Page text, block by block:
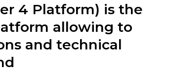
4 Platform) is the
allowing to
and technical